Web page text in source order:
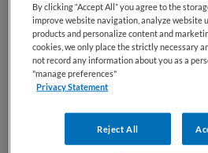
Zorgprofessional: van
loondienst
ZorgSaam-Zeeuws
MBO
By clicking “Accept All” you agree to the
improve website navigation, analyze website
products and personalize content and
cookies, we only place the strictly necessary
not record any information about you as a
"manage preferences"
Privacy Statement
Reject All